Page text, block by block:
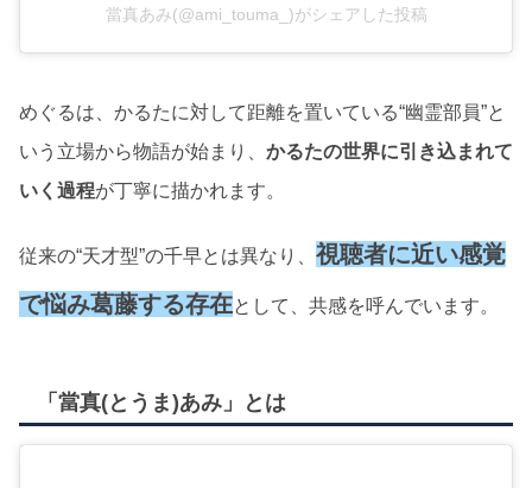
當真あみ(@ami_touma_)がシェアした投稿
めぐるは、かるたに対して距離を置いている“幽霊部員”と
いう立場から物語が始まり、 かるたの世界に引き込まれて
いく過程が丁寧に描かれます。
従来の“天才型”の千早とは異なり、 視聴者に近い感覚
で悩み葛藤する存在として、共感を呼んでいます。
「當真(とうま)あみ」とは